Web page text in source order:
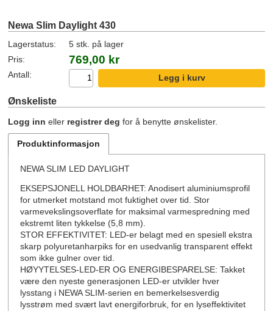
Newa Slim Daylight 430
Lagerstatus:
5 stk. på lager
Pris:
769,00 kr
Antall:
Ønskeliste
Logg inn eller registrer deg for å benytte ønskelister.
Produktinformasjon
NEWA SLIM LED DAYLIGHT
EKSEPSJONELL HOLDBARHET: Anodisert aluminiumsprofil
for utmerket motstand mot fuktighet over tid. Stor
varmevekslingsoverflate for maksimal varmespredning med
ekstremt liten tykkelse (5,8 mm).
STOR EFFEKTIVITET: LED-er belagt med en spesiell ekstra
skarp polyuretanharpiks for en usedvanlig transparent effekt
som ikke gulner over tid.
HØYYTELSES-LED-ER OG ENERGIBESPARELSE: Takket
være den nyeste generasjonen LED-er utvikler hver
lysstang i NEWA SLIM-serien en bemerkelsesverdig
lysstrøm med svært lavt energiforbruk, for en lyseffektivitet